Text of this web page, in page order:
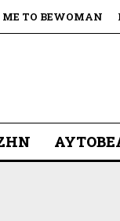
ΤΟ BEWOMAN